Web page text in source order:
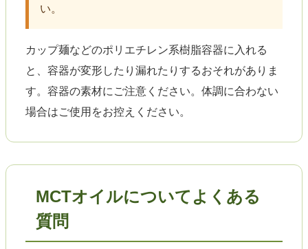
い。
カップ麺などのポリエチレン系樹脂容器に入れる
と、容器が変形したり漏れたりするおそれがありま
す。容器の素材にご注意ください。体調に合わない
場合はご使用をお控えください。
MCTオイルについてよくある
質問